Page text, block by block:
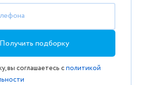
Получить подборку
вы соглашаетесь сполитикой